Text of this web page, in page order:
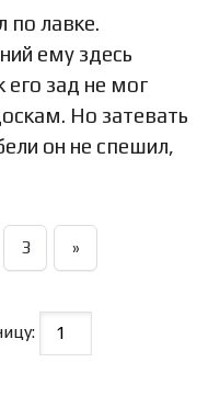
по лавке.
ему здесь
его зад не мог
Но затевать
он не спешил,
3 »